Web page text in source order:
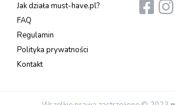
Jak działa must-have.pl?
FAQ
Regulamin
Polityka prywatności
Kontakt